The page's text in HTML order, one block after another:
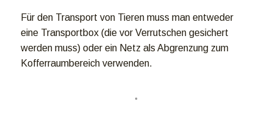
Für den Transport von Tieren muss man entweder
eine Transportbox (die vor Verrutschen gesichert
werden muss) oder ein Netz als Abgrenzung zum
Kofferraumbereich verwenden.